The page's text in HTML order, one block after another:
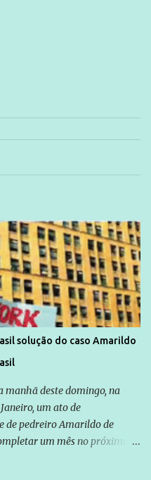
solução do caso Amarildo
deste domingo, na
um ato de
de pedreiro Amarildo de
um mês no próximo